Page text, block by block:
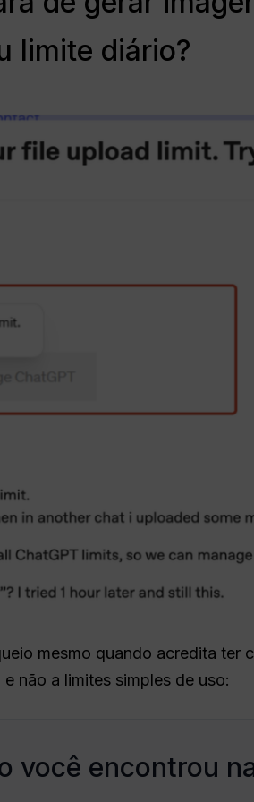
limite diário?
mesmo quando acredita ter
não a limites simples de uso:
você encontrou